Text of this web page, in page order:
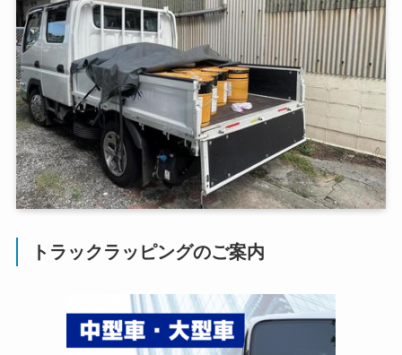
トラックラッピングのご案内